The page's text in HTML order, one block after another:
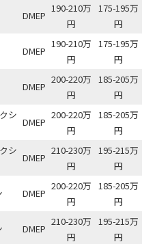
DMEP
190-210万
円
175-195万
円
DMEP
190-210万
円
175-195万
円
DMEP
200-220万
円
185-205万
円
シ
DMEP
200-220万
円
185-205万
円
シ
DMEP
210-230万
円
195-215万
円
DMEP
200-220万
円
185-205万
円
DMEP
210-230万
円
195-215万
円